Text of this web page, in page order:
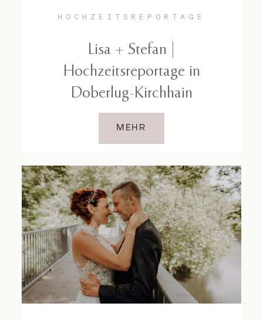
HOCHZEITSREPORTAGE
Lisa + Stefan |
Hochzeitsreportage in
Doberlug-Kirchhain
MEHR